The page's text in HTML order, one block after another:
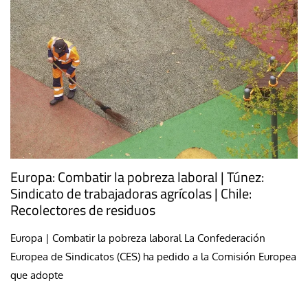
Europa: Combatir la pobreza laboral | Túnez:
Sindicato de trabajadoras agrícolas | Chile:
Recolectores de residuos
Europa | Combatir la pobreza laboral La Confederación
Europea de Sindicatos (CES) ha pedido a la Comisión Europea
que adopte